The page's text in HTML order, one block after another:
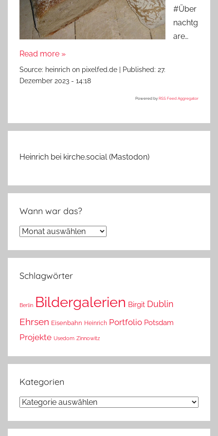
#Über
nachtg
are…
Read more »
Source: heinrich on pixelfed.de Published: 27.
Dezember 2023 - 14:18
Powered by RSS Feed Aggregator
Heinrich bei kirche.social (Mastodon)
Wann war das?
Wann
das?
Schlagwörter
Berlin Bildergalerien Birgit Dublin
Ehrsen Eisenbahn Heinrich Portfolio Potsdam
Projekte Usedom Zinnowitz
Kategorien
Kategorien